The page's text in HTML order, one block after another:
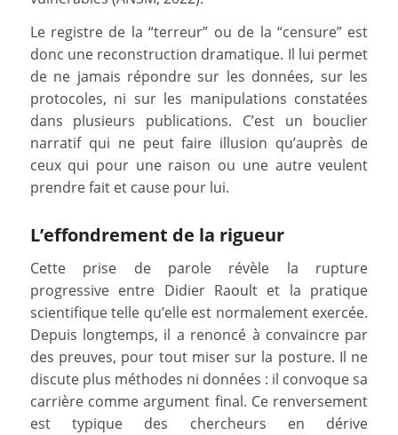
Le registre de la “terreur” ou de la “censure” est
donc une reconstruction dramatique. Il lui permet
de ne jamais répondre sur les données, sur les
protocoles, ni sur les manipulations constatées
dans plusieurs publications. C’est un bouclier
narratif qui ne peut faire illusion qu’auprès de
ceux qui pour une raison ou une autre veulent
prendre fait et cause pour lui.
L’effondrement de la rigueur
Cette prise de parole révèle la rupture
progressive entre Didier Raoult et la pratique
scientifique telle qu’elle est normalement exercée.
Depuis longtemps, il a renoncé à convaincre par
des preuves, pour tout miser sur la posture. Il ne
discute plus méthodes ni données : il convoque sa
carrière comme argument final. Ce renversement
est typique des chercheurs en dérive